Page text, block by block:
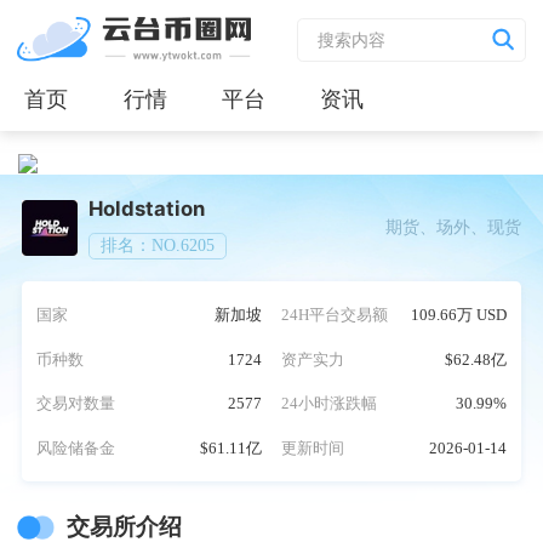
首页 行情 平台 资讯
Holdstation
排名：NO.6205
期货、场外、现货
国家 新加坡 24H平台交易额 109.66万 USD
币种数 1724 资产实力 $62.48亿
交易对数量 2577 24小时涨跌幅 30.99%
风险储备金 $61.11亿 更新时间 2026-01-14
交易所介绍